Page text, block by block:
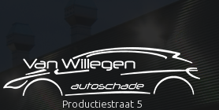
Productiestraat 5